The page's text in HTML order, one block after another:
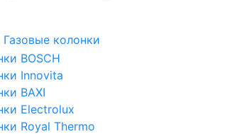
Газовые колонки
BOSCH
Innovita
BAXI
Electrolux
Royal Thermo